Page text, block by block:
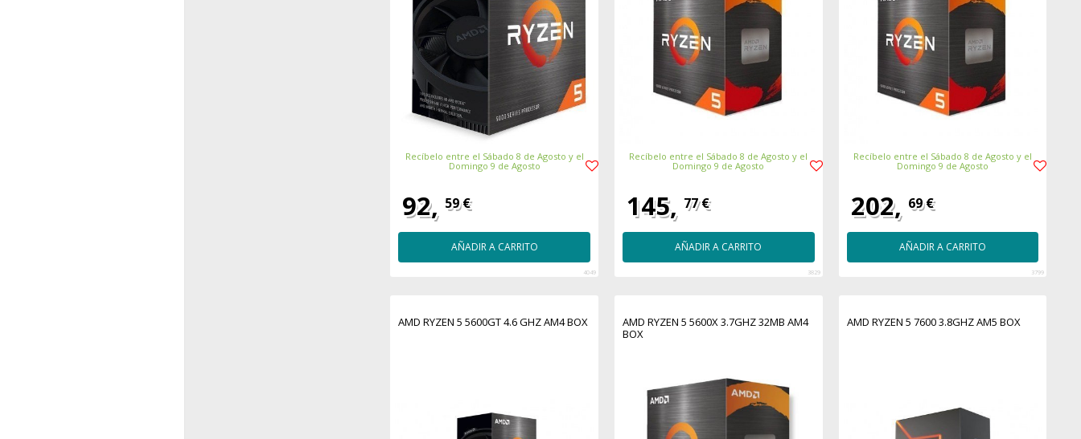
Recíbelo entre el Sábado 8 de Agosto y el
Domingo 9 de Agosto
92, 59 €
AÑADIR A CARRITO
4049
Recíbelo entre el Sábado 8 de Agosto y el
Domingo 9 de Agosto
145, 77 €
AÑADIR A CARRITO
3829
Recíbelo entre el Sábado 8 de Agosto y el
Domingo 9 de Agosto
202, 69 €
AÑADIR A CARRITO
3799
AMD RYZEN 5 5600GT 4.6 GHZ AM4 BOX
AMD RYZEN 5 5600X 3.7GHZ 32MB AM4
BOX
AMD RYZEN 5 7600 3.8GHZ AM5 BOX